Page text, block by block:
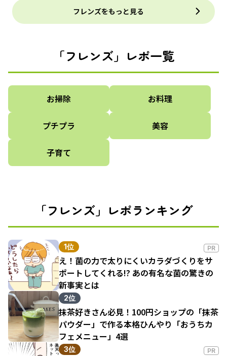
フレンズをもっと見る
「フレンズ」レポ一覧
お掃除 お料理
プチプラ 美容
子育て
「フレンズ」レポランキング
1位 PR
え！菌の力で太りにくいカラダづくりをサ
ポートしてくれる!? あの有名な菌の驚きの
新事実とは
2位
抹茶好きさん必見！100円ショップの「抹茶
パウダー」で作る本格ひんやり「おうちカ
フェメニュー」4選
3位 PR